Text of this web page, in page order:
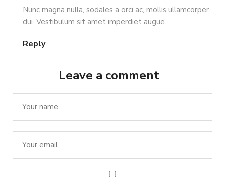
Reply
Nunc magna nulla, sodales a orci ac, mollis ullamcorper
dui. Vestibulum sit amet imperdiet augue.
Leave a comment